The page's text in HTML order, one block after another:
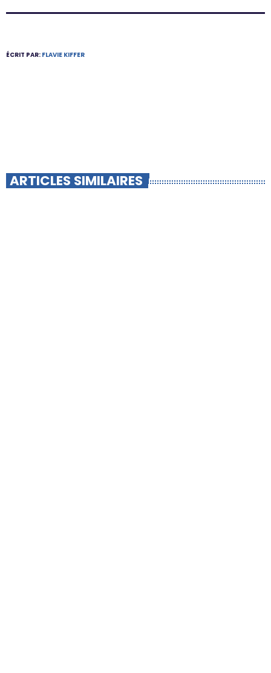
ÉCRIT PAR: FLAVIE KIFFER
ARTICLES SIMILAIRES